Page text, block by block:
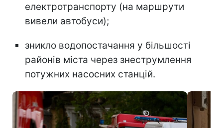
електротранспорту (на маршрути
вивели автобуси);
зникло водопостачання у більшості
районів міста через знеструмлення
потужних насосних станцій.